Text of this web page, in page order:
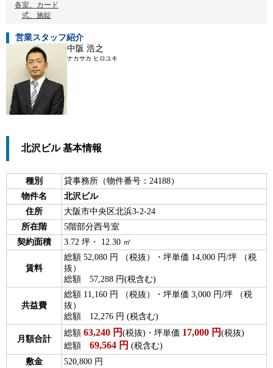
各室、カード
式、施錠
営業スタッフ紹介
中阪 浩之
ナカサカ ヒロユキ
北沢ビル 基本情報
種別
貸事務所（物件番号：24188）
物件名
北沢ビル
住所
大阪市中央区北浜3-2-24
所在階
5階部分西号室
契約面積
3.72 坪・ 12.30 ㎡
賃料
総額 52,080 円 （税抜）・坪単価 14,000 円/坪 （税
抜）
総額 57,288 円(税含む)
共益費
総額 11,160 円 （税抜）・坪単価 3,000 円/坪 （税
抜）
総額 12,276 円 (税含む)
月額合計
総額 63,240 円 (税抜)・坪単価 17,000 円 (税抜)
総額 69,564 円 (税含む)
敷金
520,800 円